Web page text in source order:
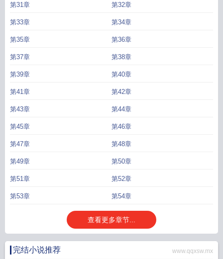
第31章 第32章
第33章 第34章
第35章 第36章
第37章 第38章
第39章 第40章
第41章 第42章
第43章 第44章
第45章 第46章
第47章 第48章
第49章 第50章
第51章 第52章
第53章 第54章
查看更多章节...
完结小说推荐 www.qqxsw.mx